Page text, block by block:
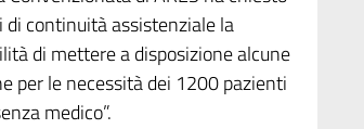
di continuità assistenziale la
di mettere a disposizione alcune
per le necessità dei 1200 pazienti
medico”.